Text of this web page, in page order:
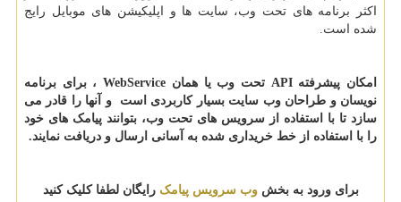
اکثر برنامه های تحت وب، سایت ها و اپلیکیشن های موبایل رایج
شده است.
امکان پیشرفته APIتحت وب یا همان WebService ، برای برنامه
نویسان و طراحان وب سایت بسیار کاربردی است و آنها را قادر می
سازد تا با استفاده از سرویس های تحت وب، بتوانند پیامک های خود
را با استفاده از خط خریداری شده به آسانی ارسال و دریافت نمایند.
برای ورود به بخشوب سرویس پیامک رایگان لطفا کلیک کنید